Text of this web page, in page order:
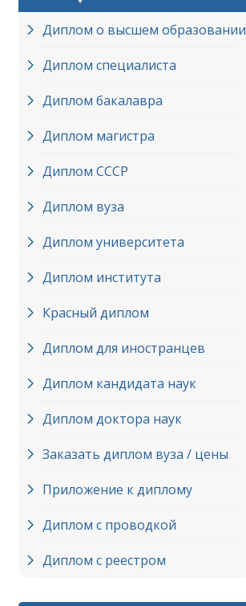
Диплом о высшем образовании
Диплом специалиста
Диплом бакалавра
Диплом магистра
Диплом СССР
Диплом вуза
Диплом университета
Диплом института
Красный диплом
Диплом для иностранцев
Диплом кандидата наук
Диплом доктора наук
Заказать диплом вуза / цены
Приложение к диплому
Диплом с проводкой
Диплом с реестром